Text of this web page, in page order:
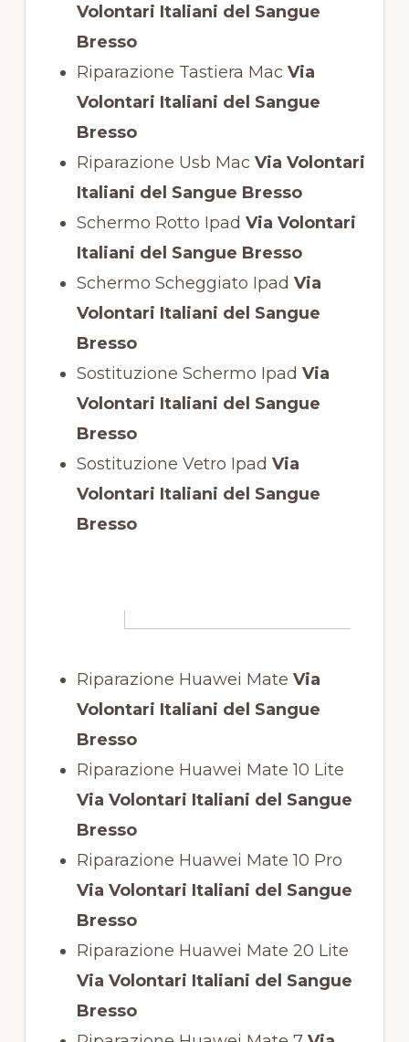
Volontari Italiani del Sangue
Bresso
Riparazione Tastiera Mac Via
Volontari Italiani del Sangue
Bresso
Riparazione Usb Mac Via Volontari
Italiani del Sangue Bresso
Schermo Rotto Ipad Via Volontari
Italiani del Sangue Bresso
Schermo Scheggiato Ipad Via
Volontari Italiani del Sangue
Bresso
Sostituzione Schermo Ipad Via
Volontari Italiani del Sangue
Bresso
Sostituzione Vetro Ipad Via
Volontari Italiani del Sangue
Bresso
Riparazione Huawei Mate Via
Volontari Italiani del Sangue
Bresso
Riparazione Huawei Mate 10 Lite
Via Volontari Italiani del Sangue
Bresso
Riparazione Huawei Mate 10 Pro
Via Volontari Italiani del Sangue
Bresso
Riparazione Huawei Mate 20 Lite
Via Volontari Italiani del Sangue
Bresso